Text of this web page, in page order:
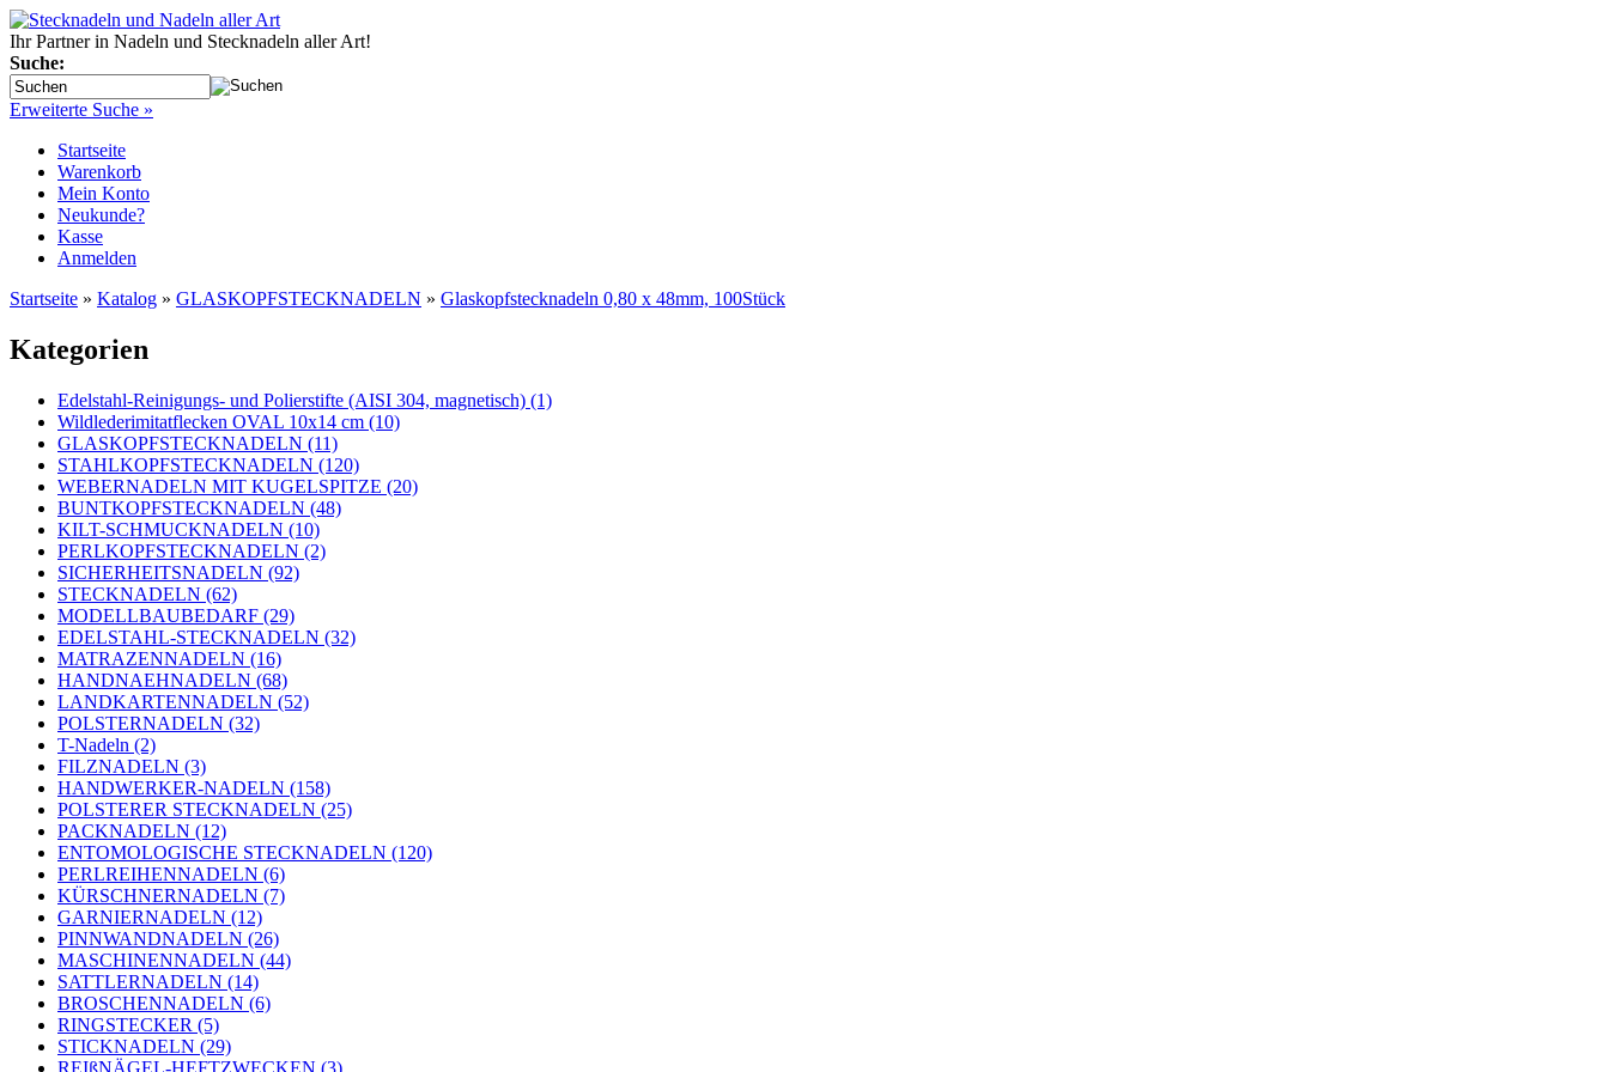
Ihr Partner in Nadeln und Stecknadeln aller Art!
Suche:
Erweiterte Suche »
Startseite
Warenkorb
Mein Konto
Neukunde?
Kasse
Anmelden
Startseite » Katalog » GLASKOPFSTECKNADELN » Glaskopfstecknadeln 0,80 x 48mm, 100Stück
Kategorien
Edelstahl-Reinigungs- und Polierstifte (AISI 304, magnetisch) (1)
Wildlederimitatflecken OVAL 10x14 cm (10)
GLASKOPFSTECKNADELN (11)
STAHLKOPFSTECKNADELN (120)
WEBERNADELN MIT KUGELSPITZE (20)
BUNTKOPFSTECKNADELN (48)
KILT-SCHMUCKNADELN (10)
PERLKOPFSTECKNADELN (2)
SICHERHEITSNADELN (92)
STECKNADELN (62)
MODELLBAUBEDARF (29)
EDELSTAHL-STECKNADELN (32)
MATRAZENNADELN (16)
HANDNAEHNADELN (68)
LANDKARTENNADELN (52)
POLSTERNADELN (32)
T-Nadeln (2)
FILZNADELN (3)
HANDWERKER-NADELN (158)
POLSTERER STECKNADELN (25)
PACKNADELN (12)
ENTOMOLOGISCHE STECKNADELN (120)
PERLREIHENNADELN (6)
KÜRSCHNERNADELN (7)
GARNIERNADELN (12)
PINNWANDNADELN (26)
MASCHINENNADELN (44)
SATTLERNADELN (14)
BROSCHENNADELN (6)
RINGSTECKER (5)
STICKNADELN (29)
REIßNÄGEL-HEFTZWECKEN (3)